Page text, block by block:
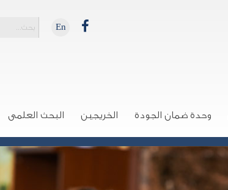
En
وحدة ضمان الجودة الخريجين البحث العلمى